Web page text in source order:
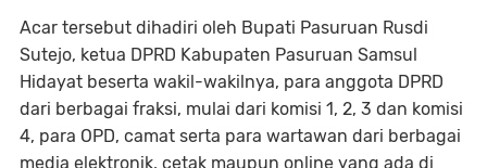
Acar tersebut dihadiri oleh Bupati Pasuruan Rusdi
Sutejo, ketua DPRD Kabupaten Pasuruan Samsul
Hidayat beserta wakil-wakilnya, para anggota DPRD
dari berbagai fraksi, mulai dari komisi 1, 2, 3 dan komisi
4, para OPD, camat serta para wartawan dari berbagai
media elektronik, cetak maupun online yang ada di